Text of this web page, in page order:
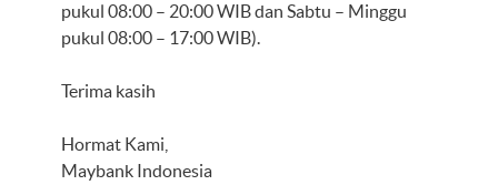
pukul 08:00 – 20:00 WIB dan Sabtu – Minggu
pukul 08:00 – 17:00 WIB).
Terima kasih
Hormat Kami,
Maybank Indonesia